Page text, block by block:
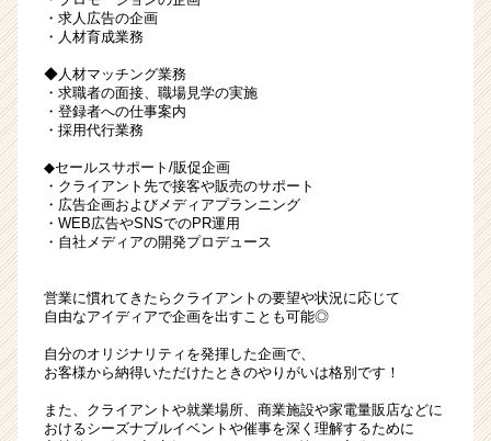
・求人広告の企画
・人材育成業務
◆人材マッチング業務
・求職者の面接、職場見学の実施
・登録者への仕事案内
・採用代行業務
◆セールスサポート/販促企画
・クライアント先で接客や販売のサポート
・広告企画およびメディアプランニング
・WEB広告やSNSでのPR運用
・自社メディアの開発プロデュース
営業に慣れてきたらクライアントの要望や状況に応じて
自由なアイディアで企画を出すことも可能◎
自分のオリジナリティを発揮した企画で、
お客様から納得いただけたときのやりがいは格別です！
また、クライアントや就業場所、商業施設や家電量販店などに
おけるシーズナブルイベントや催事を深く理解するために